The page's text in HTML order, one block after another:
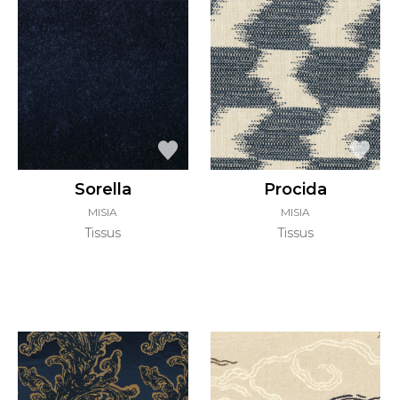
Sorella
MISIA
Tissus
Procida
MISIA
Tissus